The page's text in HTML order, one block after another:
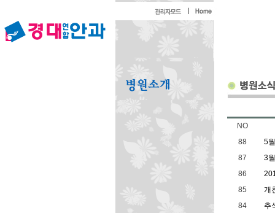
NO
88
5
87
3
86
85
개
84
추